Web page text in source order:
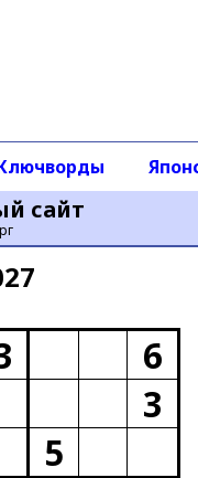
сайт
6
3
5